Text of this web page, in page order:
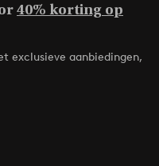
40% korting op
exclusieve aanbiedingen,